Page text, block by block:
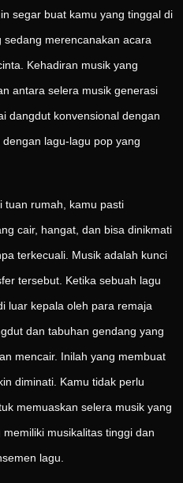
segar buat kamu yang tinggal di
merencanakan acara
Kehadiran musik yang
antara selera musik generasi
dangdut konvensional dengan
lagu-lagu pop yang
tuan rumah, kamu pasti
cair, hangat, dan bisa dinikmati
terkecuali. Musik adalah kunci
tersebut. Ketika sebuah lagu
luar kepala oleh para remaja
dan tabuhan gendang yang
mencair. Inilah yang membuat
diminati. Kamu tidak perlu
memuaskan selera musik yang
musikalitas tinggi dan
lagu.